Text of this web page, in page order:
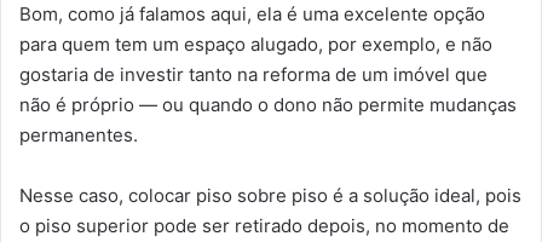
Bom, como já falamos aqui, ela é uma excelente opção
para quem tem um espaço alugado, por exemplo, e não
gostaria de investir tanto na reforma de um imóvel que
não é próprio — ou quando o dono não permite mudanças
permanentes.
Nesse caso, colocar piso sobre piso é a solução ideal, pois
o piso superior pode ser retirado depois, no momento de